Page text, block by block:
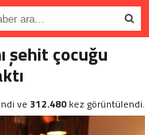
şehit çocuğu
ve 312.480 kez görüntülendi.